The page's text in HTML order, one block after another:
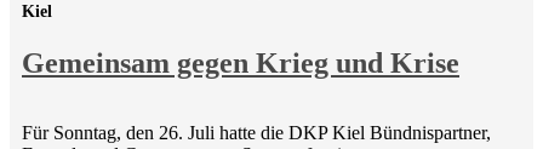
Gemeinsam gegen Krieg und Krise
Kiel
Für Sonntag, den 26. Juli hatte die DKP Kiel Bündnispartner,